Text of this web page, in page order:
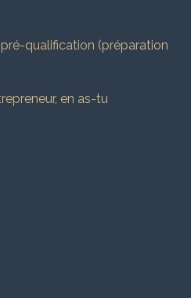
qualification (préparation
en as-tu